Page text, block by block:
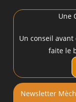
Une
Un conseil
faite le
Newsletter